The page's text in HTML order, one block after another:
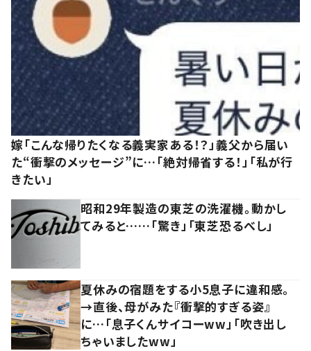
嫁「こんな帰りたくなる義実家ある！？」義父から届い
た“衝撃のメッセージ”に…「絶対帰省する！」「私が行
きたい」
昭和29年製造の東芝の洗濯機。動かし
てみると……「驚き」「東芝恐るべし」
夏休みの宿題をする小5息子に違和感。
→直後、母がみた『衝撃的すぎる姿』
に…「息子くんサイコーww」「吹き出し
ちゃいましたww」